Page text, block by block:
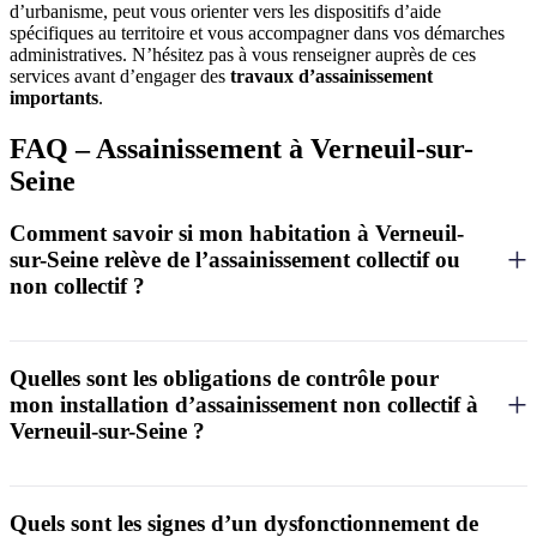
d’urbanisme, peut vous orienter vers les dispositifs d’aide
spécifiques au territoire et vous accompagner dans vos démarches
administratives. N’hésitez pas à vous renseigner auprès de ces
services avant d’engager des travaux d’assainissement
importants.
FAQ – Assainissement à Verneuil-sur-
Seine
Comment savoir si mon habitation à Verneuil-
sur-Seine relève de l’assainissement collectif ou
non collectif ?
autonome, consultez le zonage d’assainissement disponible au
service urbanisme de la mairie. Vous pouvez également vérifier
votre facture d’eau qui mentionne généralement une redevance
assainissement collectif si vous êtes raccordé. En cas de doute, le
Quelles sont les obligations de contrôle pour
mon installation d’assainissement non collectif à
Verneuil-sur-Seine ?
trois modalités : le contrôle de conception et d’exécution pour les
Quels sont les signes d’un dysfonctionnement de